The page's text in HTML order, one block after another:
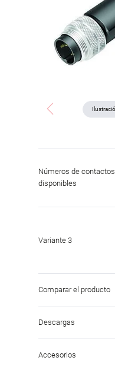
Números de contactos
disponibles
Variante 3
Comparar el producto
Descargas
Accesorios